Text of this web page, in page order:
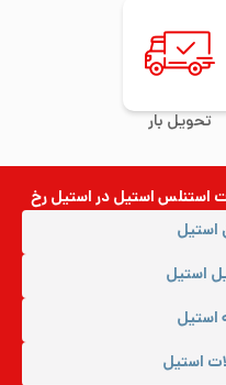
تحویل بار
استنلس استیلدر استیل رخ
استیل
استیل
استیل
استیل